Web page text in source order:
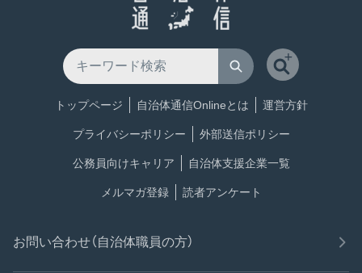
トップページ 自治体通信Onlineとは 運営方針
プライバシーポリシー 外部送信ポリシー
公務員向けキャリア 自治体支援企業一覧
メルマガ登録 読者アンケート
お問い合わせ（自治体職員の方）